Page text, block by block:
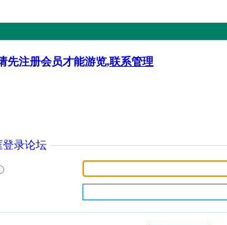
先注册会员才能游览,联系管理
录论坛